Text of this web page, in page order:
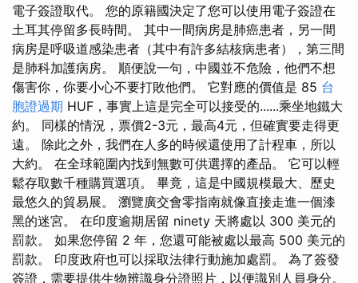
電子簽證取代。 您的原籍國決定了您可以使用電子簽證在
土耳其停留多長時間。 其中一間病房是肺癌患者，另一間
病房是呼吸道感染患者（其中有許多結核病患者），第三間
是肺科加護病房。 順便說一句，中國並不危險，他們不想
傷害你，你要小心不要打敗他們。 它對應的價值是 85 台
胞證過期 HUF，事實上這是完全可以接受的......乘坐地鐵大
約。 同樣的情況，票價2-3元，最高4元，但確實要走得更
遠。 除此之外，我們在人多的時候還使用了計程車，所以
大約。 在全球範圍內找到無數可供選擇的產品。 它可以輕
鬆存取數千種購買選項。 畢竟，這是中國規模最大、歷史
最悠久的貿易展。 瀏覽廣交會零指南就像直接走進一個漆
黑的迷宮。 在印度逾期居留 ninety 天將處以 300 美元的
罰款。 如果您停留 2 年，您還可能被處以最高 500 美元的
罰款。 印度政府也可以採取法律行動施加處罰。 為了簽發
簽證，需要提供生物辨識身分證照片，以便識別人員身分。